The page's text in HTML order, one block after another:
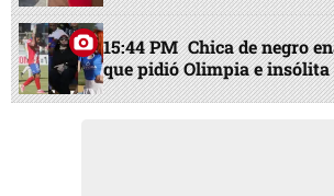
15:44 PM Chica de negro
que pidió Olimpia e